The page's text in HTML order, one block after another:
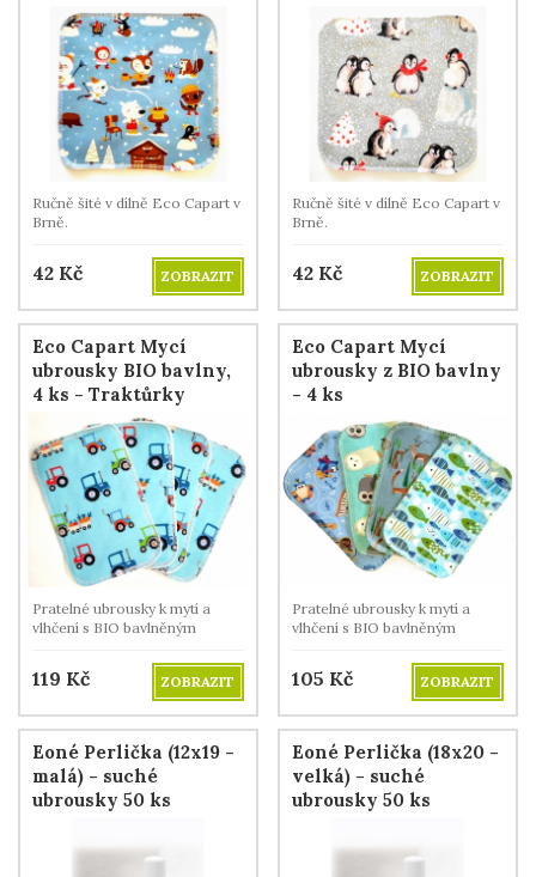
Chocolat
Ručně šité v dílně Eco Capart v
Brně.
42 Kč ZOBRAZIT
Ručně šité v dílně Eco Capart v
Brně.
42 Kč ZOBRAZIT
Eco Capart Mycí
ubrousky BIO bavlny,
4 ks - Traktůrky
Pratelné ubrousky k mytí a
vlhčení s BIO bavlněným
119 Kč ZOBRAZIT
Eco Capart Mycí
ubrousky z BIO bavlny
- 4 ks
Pratelné ubrousky k mytí a
vlhčení s BIO bavlněným
105 Kč ZOBRAZIT
Eoné Perlička (12x19 -
malá) - suché
ubrousky 50 ks
Eoné Perlička (18x20 -
velká) - suché
ubrousky 50 ks